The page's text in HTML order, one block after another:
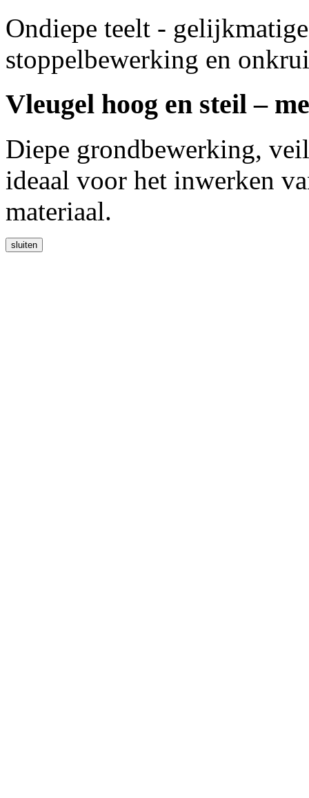
Ondiepe teelt -
stoppelbewerking en
Vleugel hoog en steil –
Diepe grondbewerking,
ideaal voor het inwerken
materiaal.
sluiten